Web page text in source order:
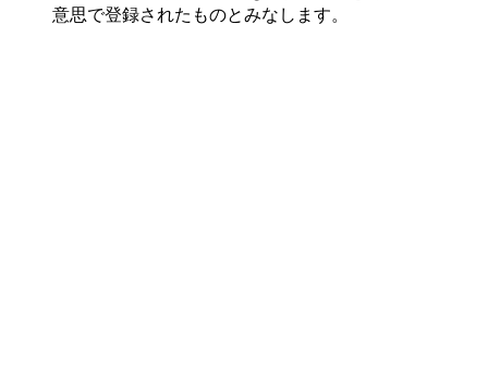
意思で登録された ものとみなします。